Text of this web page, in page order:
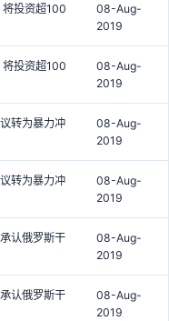
将投资超100
08-Aug-
2019
将投资超100
08-Aug-
2019
转为暴力冲
08-Aug-
2019
转为暴力冲
08-Aug-
2019
认俄罗斯干
08-Aug-
2019
认俄罗斯干
08-Aug-
2019